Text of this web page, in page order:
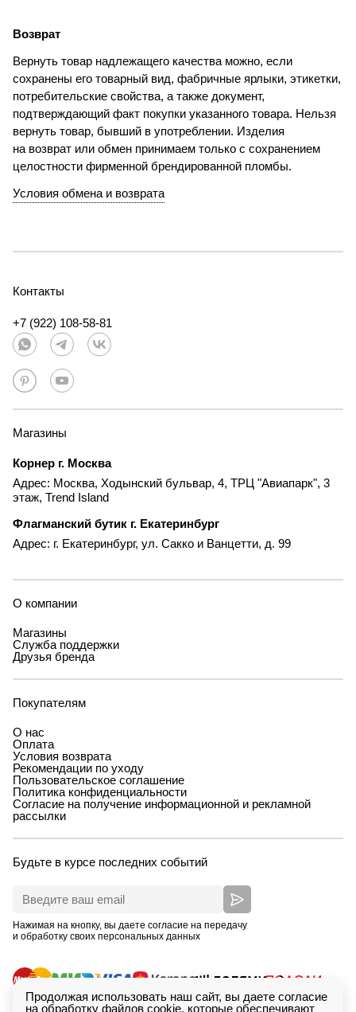
Возврат
Вернуть товар надлежащего качества можно, если
сохранены его товарный вид, фабричные ярлыки, этикетки,
потребительские свойства, а также документ,
подтверждающий факт покупки указанного товара. Нельзя
вернуть товар, бывший в употреблении. Изделия
на возврат или обмен принимаем только с сохранением
целостности фирменной брендированной пломбы.
Условия обмена и возврата
Контакты
+7 (922) 108-58-81
Магазины
Корнер г. Москва
Адрес: Москва, Ходынский бульвар, 4, ТРЦ "Авиапарк", 3
этаж, Trend Island
Флагманский бутик г. Екатеринбург
Адрес: г. Екатеринбург, ул. Сакко и Ванцетти, д. 99
О компании
Магазины
Служба поддержки
Друзья бренда
Покупателям
О нас
Оплата
Условия возврата
Рекомендации по уходу
Пользовательское соглашение
Политика конфиденциальности
Согласие на получение информационной и рекламной
рассылки
Будьте в курсе последних событий
Нажимая на кнопку, вы даете согласие на передачу
и обработку своих персональных данных
Продолжая использовать наш сайт, вы даете согласие
на обработку файлов cookie, которые обеспечивают